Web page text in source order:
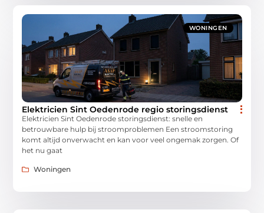
WONINGEN
Elektricien Sint Oedenrode regio storingsdienst
Elektricien Sint Oedenrode storingsdienst: snelle en
betrouwbare hulp bij stroomproblemen Een stroomstoring
komt altijd onverwacht en kan voor veel ongemak zorgen. Of
het nu gaat
Woningen